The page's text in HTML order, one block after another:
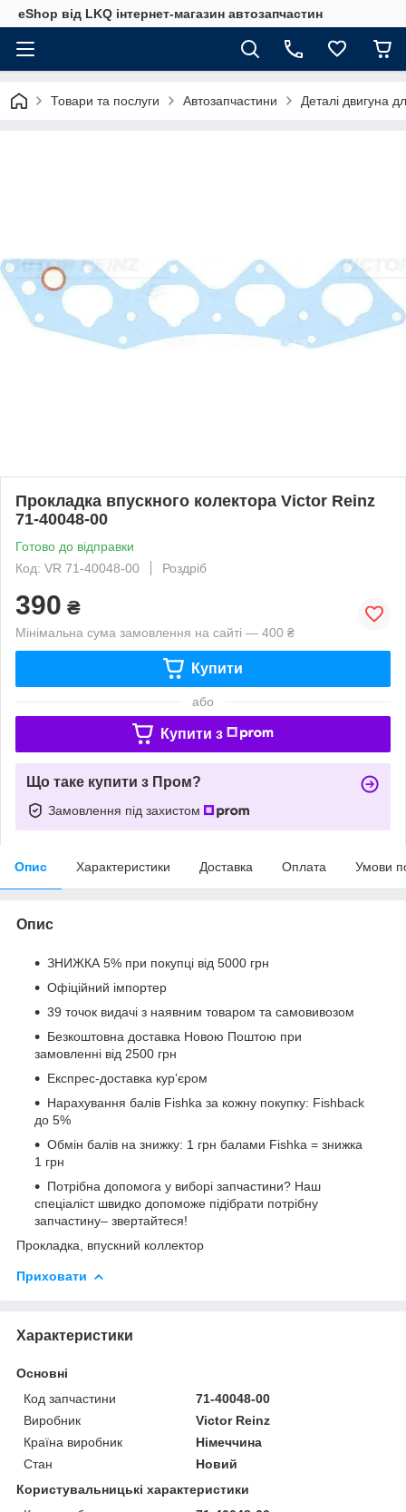
eShop від LKQ інтернет-магазин автозапчастин
Товари та послуги Автозапчастини Деталі двигуна
Прокладка впускного колектора Victor Reinz
71-40048-00
Готово до відправки
Код: VR 71-40048-00
Роздріб
390 ₴
Мінімальна сума замовлення на сайті — 400 ₴
Купити
або
Купити з
Що таке купити з Пром?
Замовлення під захистом
Опис Характеристики Доставка Оплата Умови
Опис
ЗНИЖКА 5% при покупці від 5000 грн
Офіційний імпортер
39 точок видачі з наявним товаром та самовивозом
Безкоштовна доставка Новою Поштою при
замовленні від 2500 грн
Експрес-доставка кур’єром
Нарахування балів Fishka за кожну покупку: Fishback
до 5%
Обмін балів на знижку: 1 грн балами Fishka = знижка
1 грн
Потрібна допомога у виборі запчастини? Наш
спеціаліст швидко допоможе підібрати потрібну
запчастину– звертайтеся!
Прокладка, впускний коллектор
Приховати
Характеристики
Основні
Код запчастини
71-40048-00
Виробник
Victor Reinz
Країна виробник
Німеччина
Стан
Новий
Користувальницькі характеристики